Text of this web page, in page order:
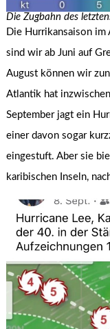
Die Zugbahn des
Die Hurrikansaison
sind wir ab Juni auf
August können wir
Atlantik hat
September jagt ein
einer davon sogar
eingestuft. Aber sie
karibischen Inseln,